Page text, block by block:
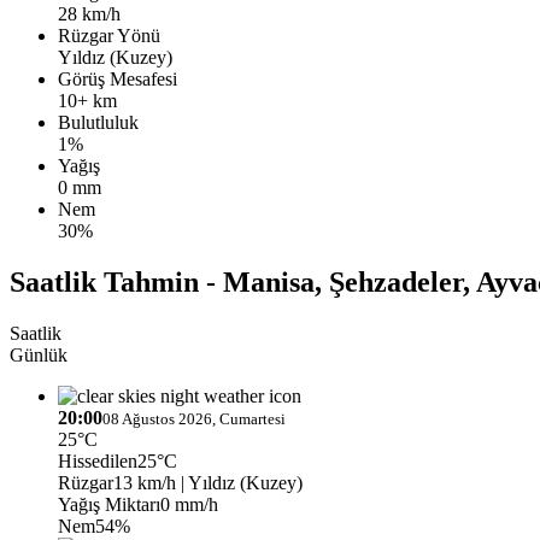
28 km/h
Rüzgar Yönü
Yıldız (Kuzey)
Görüş Mesafesi
10+ km
Bulutluluk
1%
Yağış
0 mm
Nem
30%
Saatlik Tahmin - Manisa, Şehzadeler,
Saatlik
Günlük
20:0008 Ağustos 2026, Cumartesi
25°C
Hissedilen25°C
Rüzgar13 km/h | Yıldız (Kuzey)
Yağış Miktarı0 mm/h
Nem54%